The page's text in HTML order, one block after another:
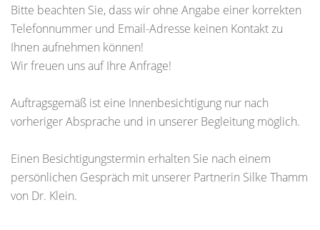
Bitte beachten Sie, dass wir ohne Angabe einer korrekten
Telefonnummer und Email-Adresse keinen Kontakt zu
Ihnen aufnehmen können!
Wir freuen uns auf Ihre Anfrage!
Auftragsgemäß ist eine Innenbesichtigung nur nach
vorheriger Absprache und in unserer Begleitung möglich.
Einen Besichtigungstermin erhalten Sie nach einem
persönlichen Gespräch mit unserer Partnerin Silke Thamm
von Dr. Klein.